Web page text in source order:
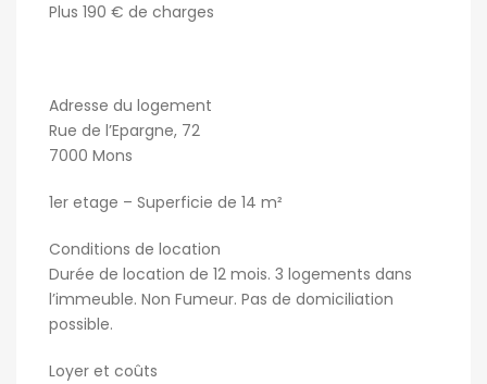
Plus 190 € de charges
Adresse du logement
Rue de l’Epargne, 72
7000 Mons
1er etage – Superficie de 14 m²
Conditions de location
Durée de location de 12 mois. 3 logements dans
l’immeuble. Non Fumeur. Pas de domiciliation
possible.
Loyer et coûts